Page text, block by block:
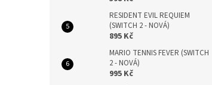
RESIDENT EVIL REQUIEM
(SWITCH 2 - NOVÁ)
895 Kč
MARIO TENNIS FEVER (SWITCH
2 - NOVÁ)
995 Kč